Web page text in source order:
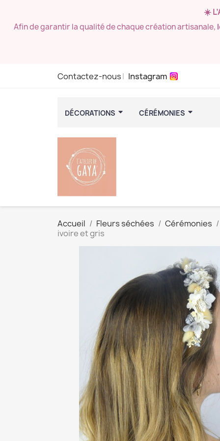
☀️
Afin de garantir la qualité de chaque création artisanale,
Contactez-nous Instagram
DÉCORATIONS CÉRÉMONIES
Accueil Fleurs séchées
Cérémonies
ivoire et gris